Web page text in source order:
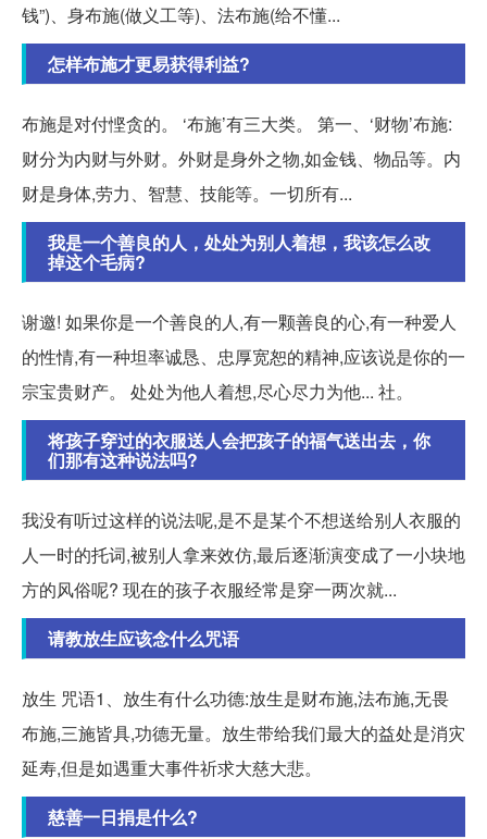
钱”)、身布施(做义工等)、法布施(给不懂...
怎样布施才更易获得利益?
布施是对付悭贪的。 ‘布施’有三大类。 第一、‘财物’布施:
财分为内财与外财。外财是身外之物,如金钱、物品等。内
财是身体,劳力、智慧、技能等。一切所有...
我是一个善良的人，处处为别人着想，我该怎么改
掉这个毛病?
谢邀! 如果你是一个善良的人,有一颗善良的心,有一种爱人
的性情,有一种坦率诚恳、忠厚宽恕的精神,应该说是你的一
宗宝贵财产。 处处为他人着想,尽心尽力为他... 社。
将孩子穿过的衣服送人会把孩子的福气送出去，你
们那有这种说法吗?
我没有听过这样的说法呢,是不是某个不想送给别人衣服的
人一时的托词,被别人拿来效仿,最后逐渐演变成了一小块地
方的风俗呢? 现在的孩子衣服经常是穿一两次就...
请教放生应该念什么咒语
放生 咒语1、放生有什么功德:放生是财布施,法布施,无畏
布施,三施皆具,功德无量。放生带给我们最大的益处是消灾
延寿,但是如遇重大事件祈求大慈大悲。
慈善一日捐是什么?